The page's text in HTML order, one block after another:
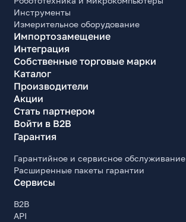
Инструменты
Измерительное оборудование
Импортозамещение
Интеграция
Собственные торговые марки
Каталог
Производители
Акции
Стать партнером
Войти в B2B
Гарантия
Гарантийное и сервисное обслуживание
Расширенные пакеты гарантии
Сервисы
B2B
API